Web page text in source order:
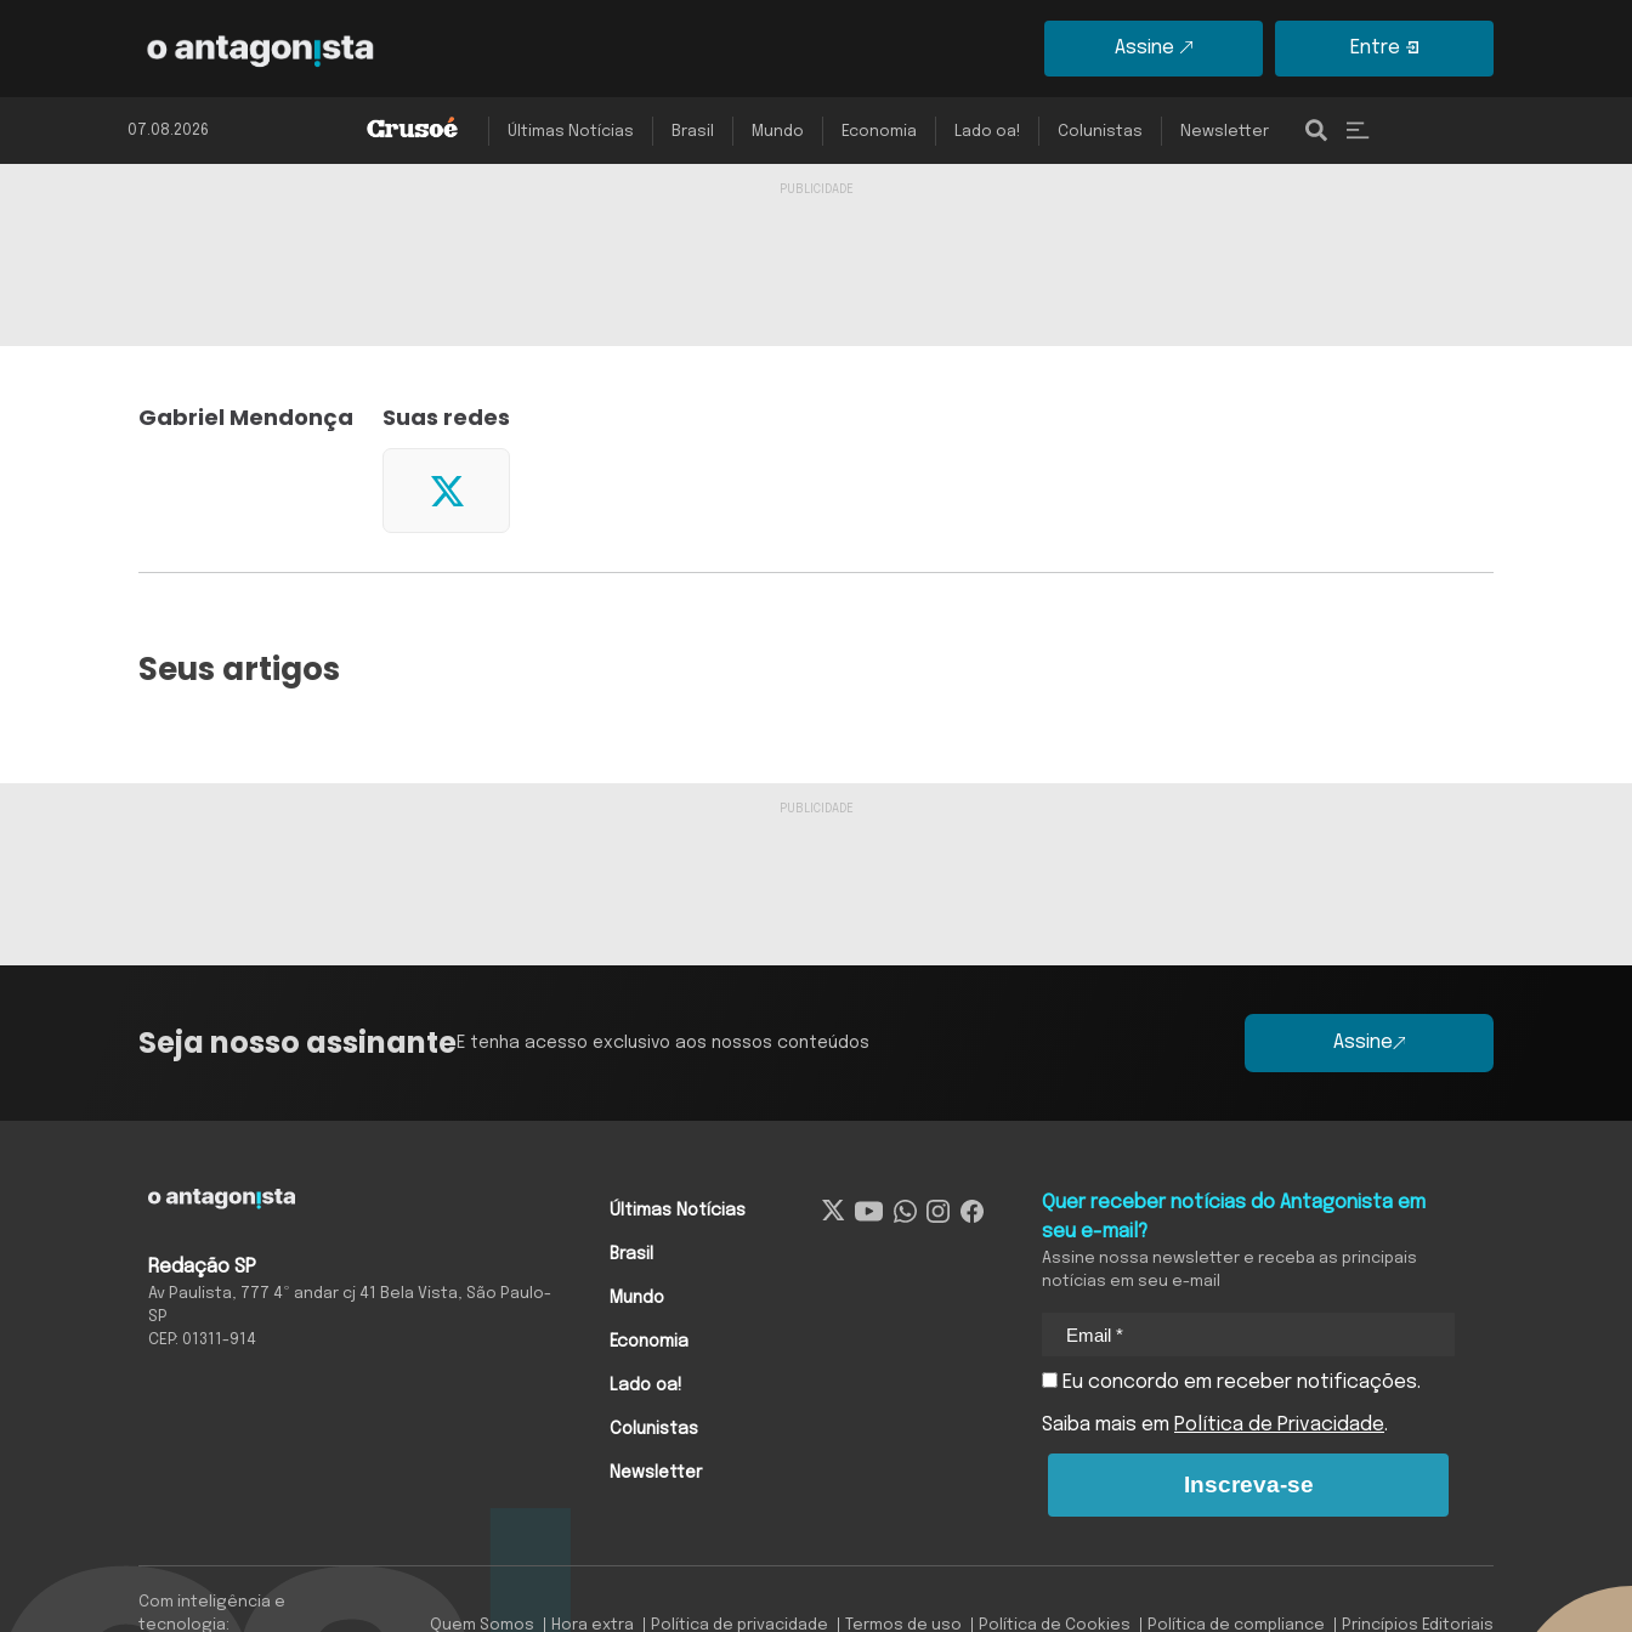
Assine Entre
07.08.2026 Últimas Notícias Brasil Mundo Economia Lado oa! Colunistas Newsletter
Gabriel Mendonça Suas redes
Seus artigos
Seja nosso assinanteE tenha acesso exclusivo aos nossos conteúdos Assine
Redação SP
Av Paulista, 777 4º andar cj 41 Bela Vista, São Paulo-
SP
CEP: 01311-914
Últimas Notícias
Brasil
Mundo
Economia
Lado oa!
Colunistas
Newsletter
Quer receber notícias do Antagonista em
seu e-mail?
Assine nossa newsletter e receba as principais
notícias em seu e-mail
Eu concordo em receber notificações.
Saiba mais em Política de Privacidade.
Inscreva-se
Com inteligência e
tecnologia:
Quem Somos Hora extra Política de privacidade Termos de uso Política de Cookies Política de compliance Princípios Editoriais